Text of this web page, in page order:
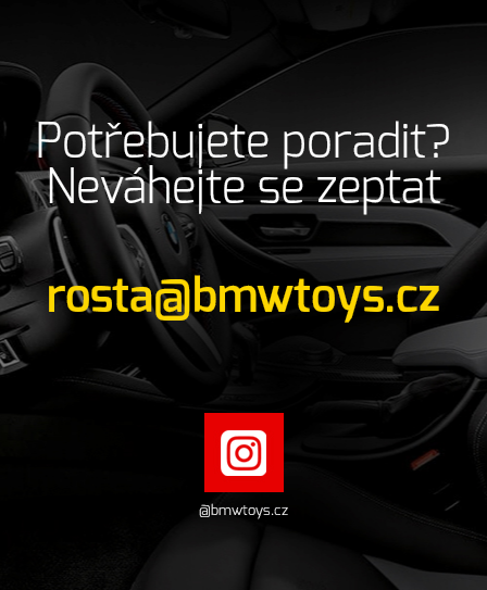
Potřebujete poradit?
Neváhejte se zeptat
rosta@bmwtoys.cz
@bmwtoys.cz